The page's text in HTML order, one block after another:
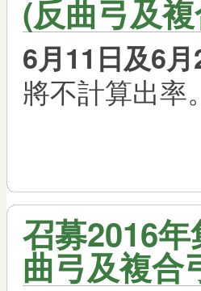
(反曲弓及
6月11日及6月
將不計算出率。
召募2016
曲弓及複合